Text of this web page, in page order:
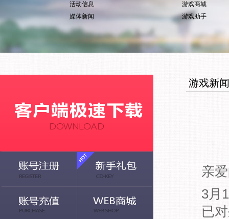
活动信息
媒体新闻
游戏商城
游戏助手
游戏新闻
亲
3月
已